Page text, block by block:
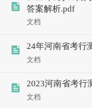
答案解析.pdf
文档
24年河南省考行
文档
2023河南省考行
文档